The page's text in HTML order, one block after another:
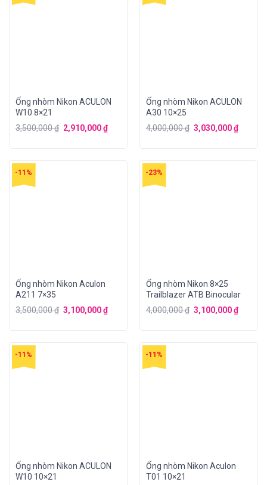
Ống nhòm Nikon ACULON
W10 8×21
3,500,000₫ 2,910,000₫
Ống nhòm Nikon ACULON
A30 10×25
4,000,000₫ 3,030,000₫
-11%
Ống nhòm Nikon Aculon
A211 7×35
3,500,000₫ 3,100,000₫
-23%
Ống nhòm Nikon 8×25
Trailblazer ATB Binocular
4,000,000₫ 3,100,000₫
-11%
Ống nhòm Nikon ACULON
W10 10×21
-11%
Ống nhòm Nikon Aculon
T01 10×21